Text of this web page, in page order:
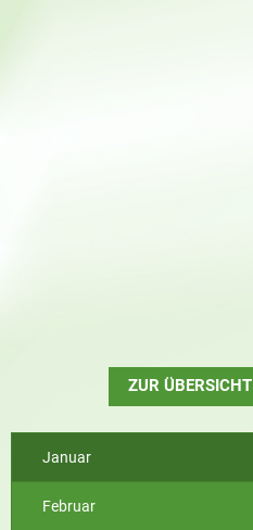
ZUR ÜBERSICHT
Januar
Februar